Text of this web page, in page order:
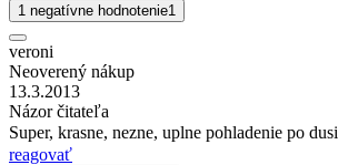
1 negatívne hodnotenie1
veroni
Neoverený nákup
13.3.2013
Názor čitateľa
Super, krasne, nezne, uplne pohladenie po dusi
reagovať